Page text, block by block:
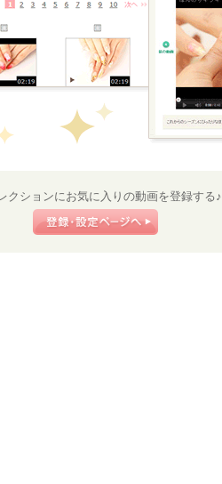
クションにお気に入りの動画を登録する♪